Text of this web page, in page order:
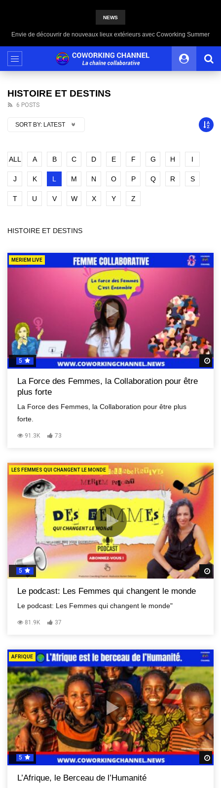
NEWS
Envie de découvrir de nouveaux lieux extérieurs avec Coworking Summer
HISTOIRE ET DESTINS
6 POSTS
SORT BY: LATEST
ALL A B C D E F G H I
J K L M N O P Q R S
T U V W X Y Z
HISTOIRE ET DESTINS
MERIEM LIVE
5
La Force des Femmes, la Collaboration pour être
plus forte
La Force des Femmes, la Collaboration pour être plus
forte.
91.3K 73
LES FEMMES QUI CHANGENT LE MONDE
5
Le podcast: Les Femmes qui changent le monde
Le podcast: Les Femmes qui changent le monde"
81.9K 37
AFRIQUE
5
L’Afrique, le Berceau de l’Humanité